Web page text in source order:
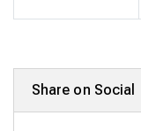
Share on Social